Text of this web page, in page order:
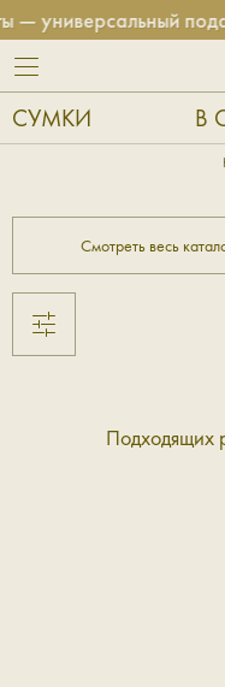
— универсальный
СУМКИ В
Смотреть весь
Подходящих